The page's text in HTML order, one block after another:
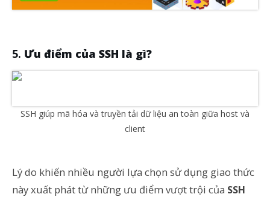
Ưu điểm của SSH là gì?
SSH giúp mã hóa và truyền tải dữ liệu an toàn giữa host và
client
Lý do khiến nhiều người lựa chọn sử dụng giao thức
này xuất phát từ những ưu điểm vượt trội của SSH